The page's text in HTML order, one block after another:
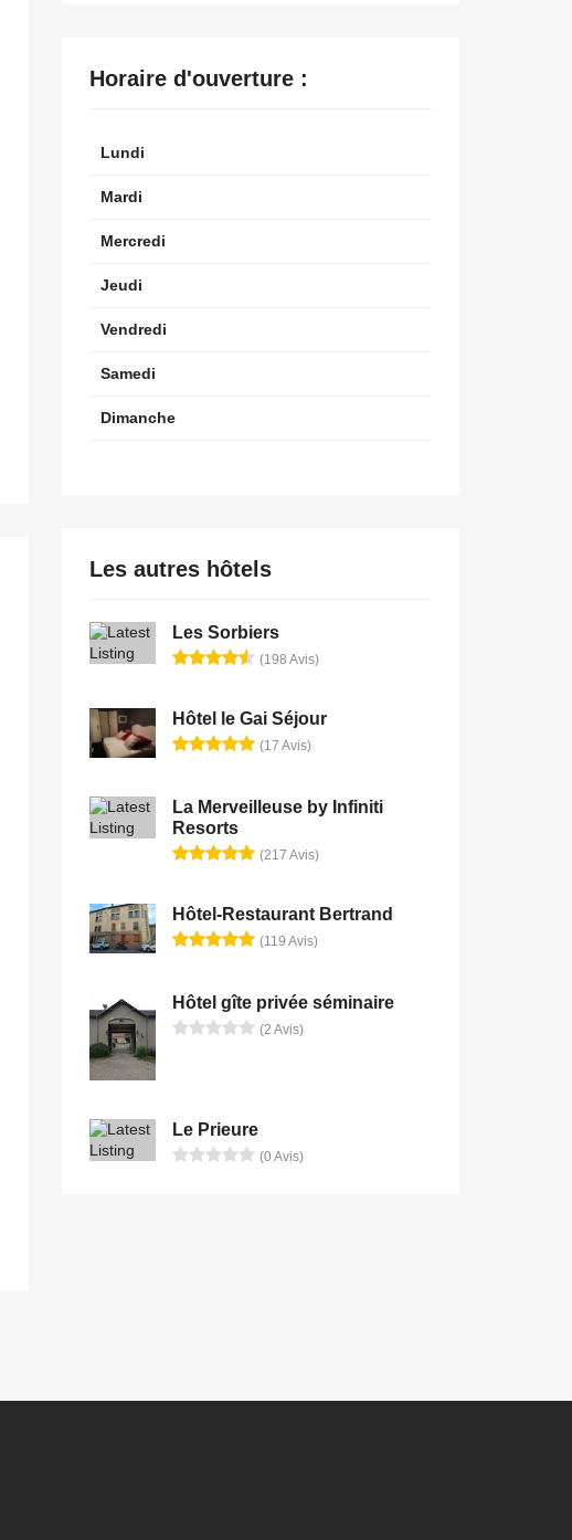
Horaire d'ouverture :
Lundi
Mardi
Mercredi
Jeudi
Vendredi
Samedi
Dimanche
Les autres hôtels
Les Sorbiers
(198 Avis)
Hôtel le Gai Séjour
(17 Avis)
La Merveilleuse by Infiniti
Resorts
(217 Avis)
Hôtel-Restaurant Bertrand
(119 Avis)
Hôtel gîte privée séminaire
(2 Avis)
Le Prieure
(0 Avis)